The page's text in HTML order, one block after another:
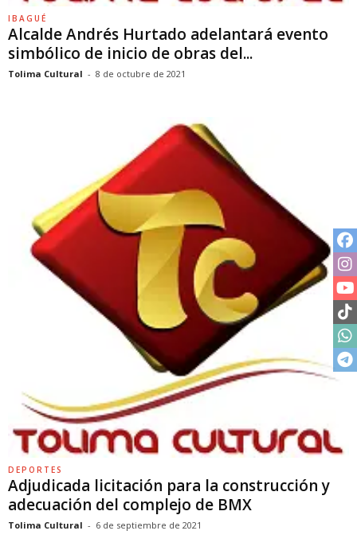
IBAGUÉ
Alcalde Andrés Hurtado adelantará evento
simbólico de inicio de obras del...
Tolima Cultural - 8 de octubre de 2021
DEPORTES
Adjudicada licitación para la construcción y
adecuación del complejo de BMX
Tolima Cultural - 6 de septiembre de 2021